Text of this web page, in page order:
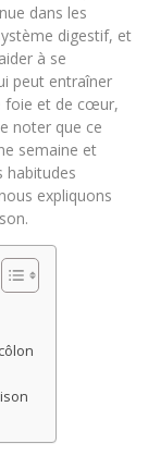
dans les
digestif, et
à se
peut entraîner
foie et de cœur,
noter que ce
semaine et
habitudes
expliquons